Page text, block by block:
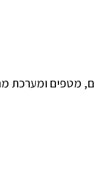
מטפים ומערכת